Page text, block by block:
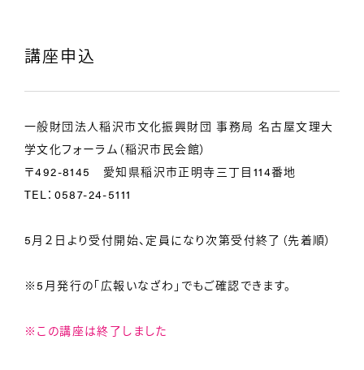
講座申込
一般財団法人稲沢市文化振興財団 事務局 名古屋文理大
学文化フォーラム（稲沢市民会館）
〒492-8145 愛知県稲沢市正明寺三丁目114番地
TEL：0587-24-5111
5月２日より受付開始、定員になり次第受付終了（先着順）
※5月発行の「広報いなざわ」でもご確認できます。
※この講座は終了しました